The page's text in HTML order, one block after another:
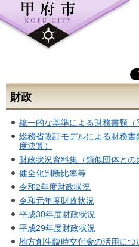
財政
統一的な基準による財務書類（
総務省改訂モデルによる財務
度決算）
財政状況資料集（類似団体との
健全化判断比率等
令和2年度財政状況
令和元年度財政状況
平成30年度財政状況
平成29年度財政状況
地方創生臨時交付金の活用につ